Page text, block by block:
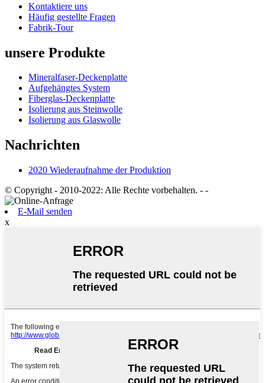
Kontaktiere uns
Häufig gestellte Fragen
Fabrik-Tour
unsere Produkte
Mineralfaser-Deckenplatte
Aufgehängtes System
Fiberglas-Deckenplatte
Isolierung aus Steinwolle
Isolierung aus Glaswolle
Nachrichten
2020 Wiederaufnahme der Produktion
© Copyright - 2010-2022: Alle Rechte vorbehalten. - -
E-Mail senden
x